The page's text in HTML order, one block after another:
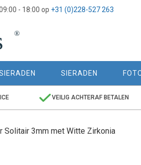
- 18:00 op +31 (0)228-527 263
SIERADEN
VEILIG ACHTERAF BETALEN
Solitair 3mm met Witte Zirkonia